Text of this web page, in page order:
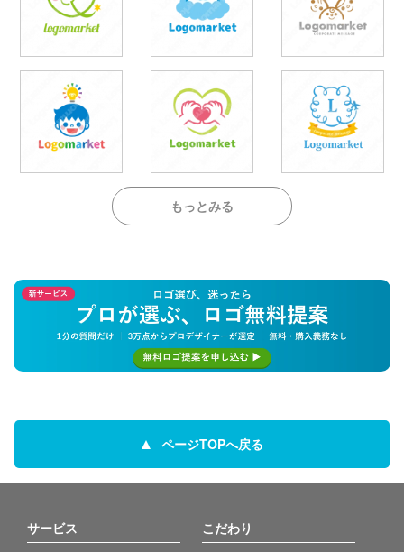
もっとみる
ページTOPへ戻る
サービス こだわり